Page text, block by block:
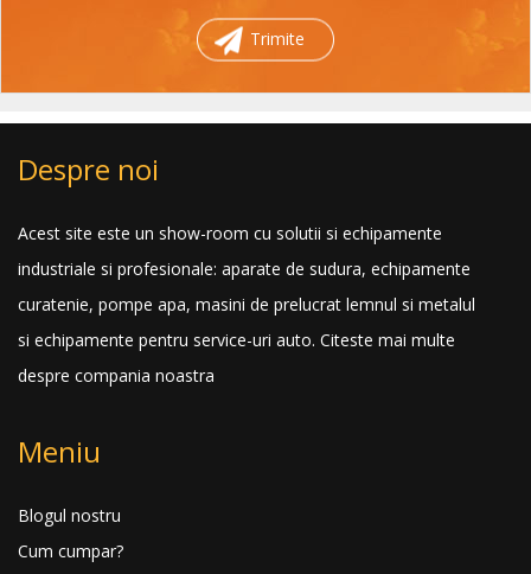
Trimite
Despre noi
Acest site este un show-room cu solutii si echipamente
industriale si profesionale: aparate de sudura, echipamente
curatenie, pompe apa, masini de prelucrat lemnul si metalul
si echipamente pentru service-uri auto. Citeste mai multe
despre compania noastra
Meniu
Blogul nostru
Cum cumpar?